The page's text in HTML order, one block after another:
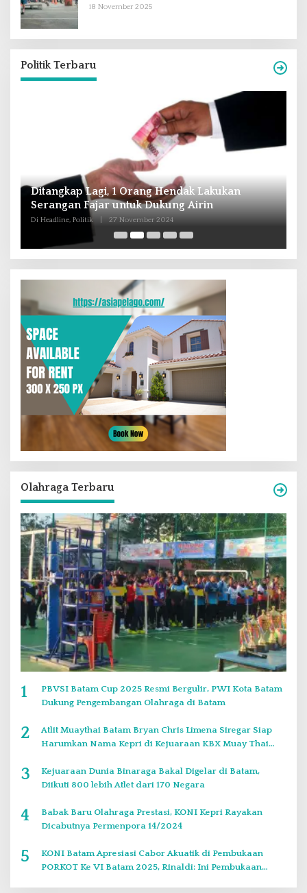
Perayaan Anniversary ke-2
18 November 2025
Politik Terbaru
Andra Soni : Perbaiki Pendidikan dan
Tingkatkan SDM Untuk Banten Lebih
Di Headline, Nasional, Politik
Olahraga Terbaru
1
PBVSI Batam Cup 2025 Resmi Bergulir, PWI Kota Batam
Dukung Pengembangan Olahraga di Batam
2
Atlit Muaythai Batam Bryan Chris Limena Siregar Siap
Harumkan Nama Kepri di Kejuaraan KBX Muay Thai
3
Kejuaraan Dunia Binaraga Bakal Digelar di Batam,
Diikuti 800 lebih Atlet dari 170 Negara
4
Babak Baru Olahraga Prestasi, KONI Kepri Rayakan
Dicabutnya Permenpora 14/2024
5
KONI Batam Apresiasi Cabor Akuatik di Pembukaan
PORKOT Ke VI Batam 2025, Rinaldi: Ini Pembukaan